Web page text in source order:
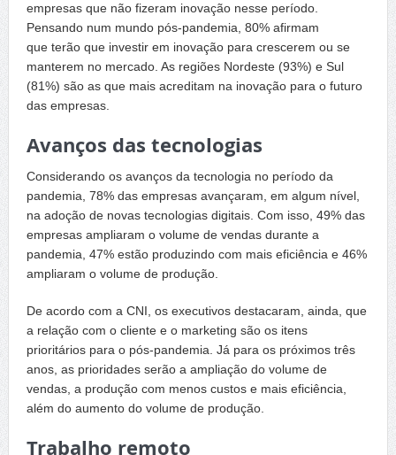
empresas que não fizeram inovação nesse período.
Pensando num mundo pós-pandemia, 80% afirmam
que terão que investir em inovação para crescerem ou se
manterem no mercado. As regiões Nordeste (93%) e Sul
(81%) são as que mais acreditam na inovação para o futuro
das empresas.
Avanços das tecnologias
Considerando os avanços da tecnologia no período da
pandemia, 78% das empresas avançaram, em algum nível,
na adoção de novas tecnologias digitais. Com isso, 49% das
empresas ampliaram o volume de vendas durante a
pandemia, 47% estão produzindo com mais eficiência e 46%
ampliaram o volume de produção.
De acordo com a CNI, os executivos destacaram, ainda, que
a relação com o cliente e o marketing são os itens
prioritários para o pós-pandemia. Já para os próximos três
anos, as prioridades serão a ampliação do volume de
vendas, a produção com menos custos e mais eficiência,
além do aumento do volume de produção.
Trabalho remoto